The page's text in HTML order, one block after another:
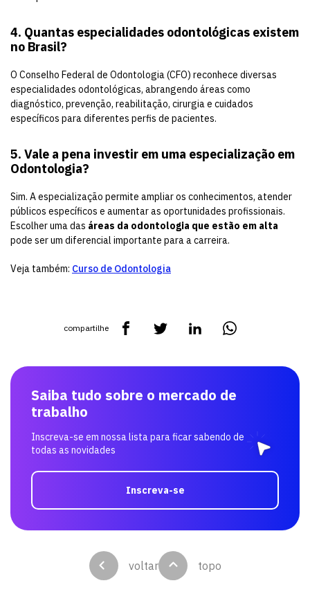
4. Quantas especialidades odontológicas existem
no Brasil?
O Conselho Federal de Odontologia (CFO) reconhece diversas
especialidades odontológicas, abrangendo áreas como
diagnóstico, prevenção, reabilitação, cirurgia e cuidados
específicos para diferentes perfis de pacientes.
5. Vale a pena investir em uma especialização em
Odontologia?
Sim. A especialização permite ampliar os conhecimentos, atender
públicos específicos e aumentar as oportunidades profissionais.
Escolher uma das áreas da odontologia que estão em alta
pode ser um diferencial importante para a carreira.
Veja também: Curso de Odontologia
compartilhe
Saiba tudo sobre o mercado de
trabalho
Inscreva-se em nossa lista para ficar sabendo de
todas as novidades
Inscreva-se
voltar topo